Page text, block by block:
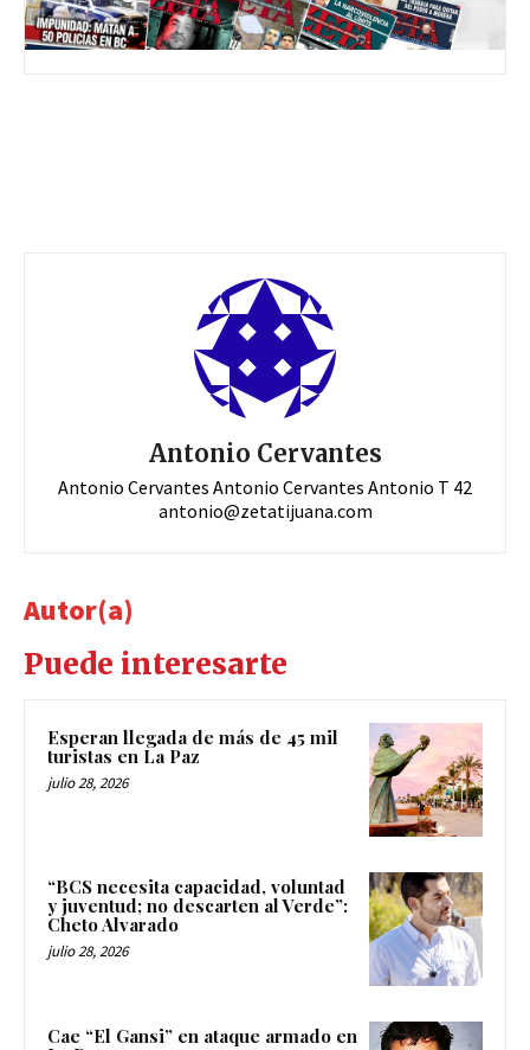
Antonio Cervantes
Antonio Cervantes Antonio Cervantes Antonio T 42
antonio@zetatijuana.com
Autor(a)
Puede interesarte
Esperan llegada de más de 45 mil
turistas en La Paz
julio 28, 2026
“BCS necesita capacidad, voluntad
y juventud; no descarten al Verde”:
Cheto Alvarado
julio 28, 2026
Cae “El Gansi” en ataque armado en